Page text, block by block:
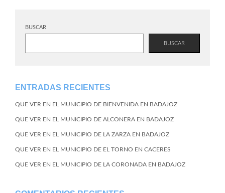
BUSCAR
BUSCAR
ENTRADAS RECIENTES
QUE VER EN EL MUNICIPIO DE BIENVENIDA EN BADAJOZ
QUE VER EN EL MUNICIPIO DE ALCONERA EN BADAJOZ
QUE VER EN EL MUNICIPIO DE LA ZARZA EN BADAJOZ
QUE VER EN EL MUNICIPIO DE EL TORNO EN CACERES
QUE VER EN EL MUNICIPIO DE LA CORONADA EN BADAJOZ